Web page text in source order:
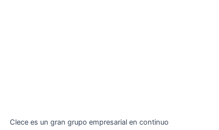
Clece es un gran grupo empresarial en continuo